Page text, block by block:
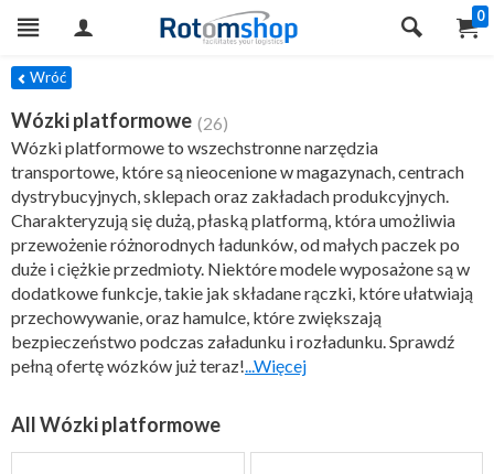
0
Wróć
Wózki platformowe (26)
Wózki platformowe to wszechstronne narzędzia
transportowe, które są nieocenione w magazynach, centrach
dystrybucyjnych, sklepach oraz zakładach produkcyjnych.
Charakteryzują się dużą, płaską platformą, która umożliwia
przewożenie różnorodnych ładunków, od małych paczek po
duże i ciężkie przedmioty. Niektóre modele wyposażone są w
dodatkowe funkcje, takie jak składane rączki, które ułatwiają
przechowywanie, oraz hamulce, które zwiększają
bezpieczeństwo podczas załadunku i rozładunku. Sprawdź
pełną ofertę wózków już teraz!...Więcej
All Wózki platformowe